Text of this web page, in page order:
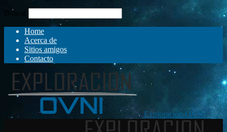
Buscar
Home
Acerca de
Sitios amigos
Contacto
Exploración OVNI